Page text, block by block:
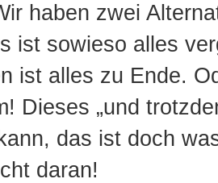
haben zwei
ist sowieso alles
ist alles zu Ende.
Dieses „und
das ist doch
daran!